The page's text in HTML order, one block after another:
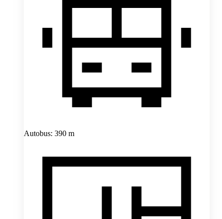
Autobus: 390 m